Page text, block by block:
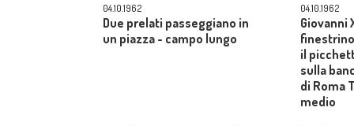
04.10.1962
Due prelati passeggiano in
un piazza - campo lungo
04.10.1962
Giovanni
il
sulla
di Roma
medio